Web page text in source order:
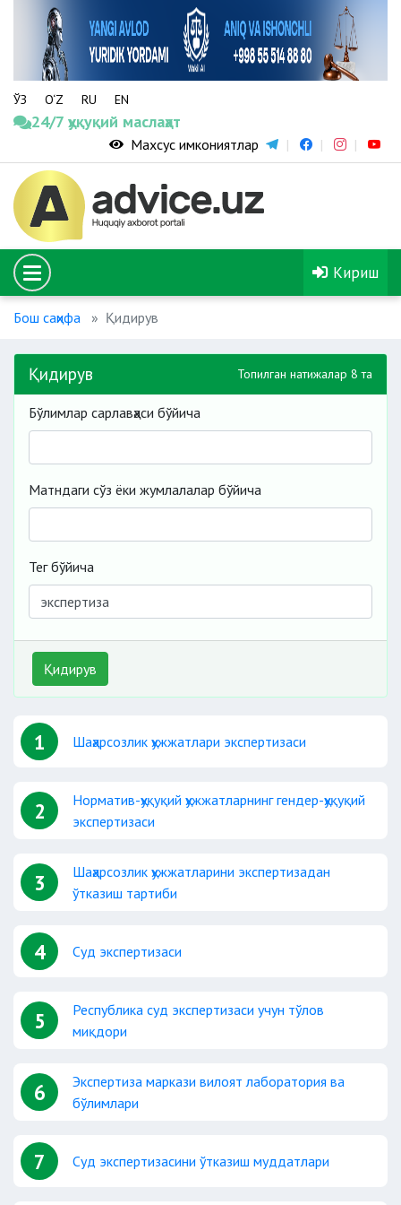
ЎЗ O‘Z RU EN
24/7 ҳуқуқий маслаҳат
Махсус имкониятлар
Кириш
Бош саҳифа Қидирув
Қидирув Топилган натижалар 8 та
Бўлимлар сарлавҳаси бўйича
Матндаги сўз ёки жумлалалар бўйича
Тег бўйича
Қидирув
1 Шаҳарсозлик ҳужжатлари экспертизаси
2
Норматив-ҳуқуқий ҳужжатларнинг гендер-ҳуқуқий
экспертизаси
3
Шаҳарсозлик ҳужжатларини экспертизадан
ўтказиш тартиби
4 Суд экспертизаси
5
Республика суд экспертизаси учун тўлов
миқдори
6
Экспертиза маркази вилоят лаборатория ва
бўлимлари
7 Суд экспертизасини ўтказиш муддатлари